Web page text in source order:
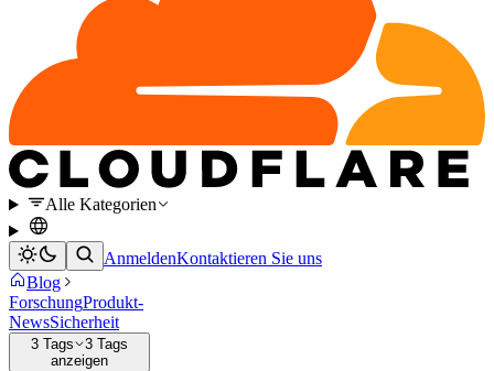
Alle Kategorien
AnmeldenKontaktieren Sie uns
Blog
ForschungProdukt-
NewsSicherheit
3 Tags
3 Tags
anzeigen